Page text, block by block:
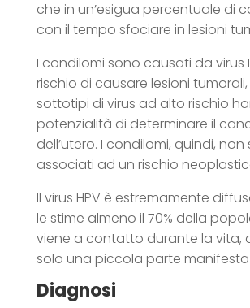
che in un’esigua percentuale di
con il tempo sfociare in lesioni
I condilomi sono causati da virus
rischio di causare lesioni
sottotipi di virus ad alto rischio
potenzialità di determinare il
dell’utero. I condilomi, quindi, non
associati ad un rischio
Il virus HPV è estremamente
le stime almeno il 70% della
viene a contatto durante la vita,
solo una piccola parte manifesta
Diagnosi